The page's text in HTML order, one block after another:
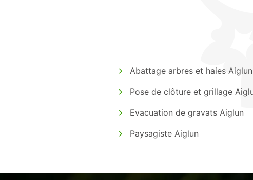
Abattage arbres et haies Aiglun
Pose de clôture et grillage
Evacuation de gravats Aiglun
Paysagiste Aiglun